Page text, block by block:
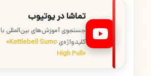
تماشا در یوتیوب
جستجوی آموزش‌های بین‌المللی با
کلیدواژه‌ی«Kettlebell Sumo
High Pull»